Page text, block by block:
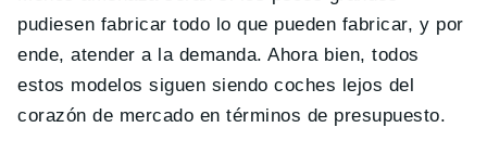
pudiesen fabricar todo lo que pueden fabricar, y por
ende, atender a la demanda. Ahora bien, todos
estos modelos siguen siendo coches lejos del
corazón de mercado en términos de presupuesto.